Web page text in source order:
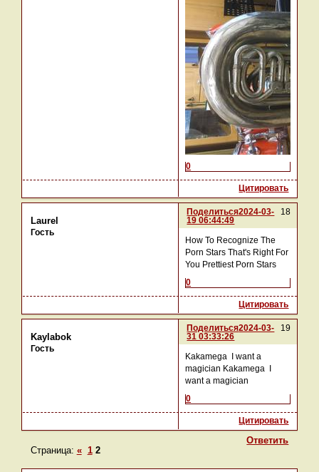
0
Цитировать
Поделиться 18
2024-03-
19 06:44:49
Laurel
Гость
How To Recognize The
Porn Stars That's Right For
You Prettiest Porn Stars
0
Цитировать
Поделиться 19
2024-03-
31 03:33:26
Kaylabok
Гость
Kakamega I want a
magician Kakamega I
want a magician
0
Цитировать
Ответить
Страница: « 1 2